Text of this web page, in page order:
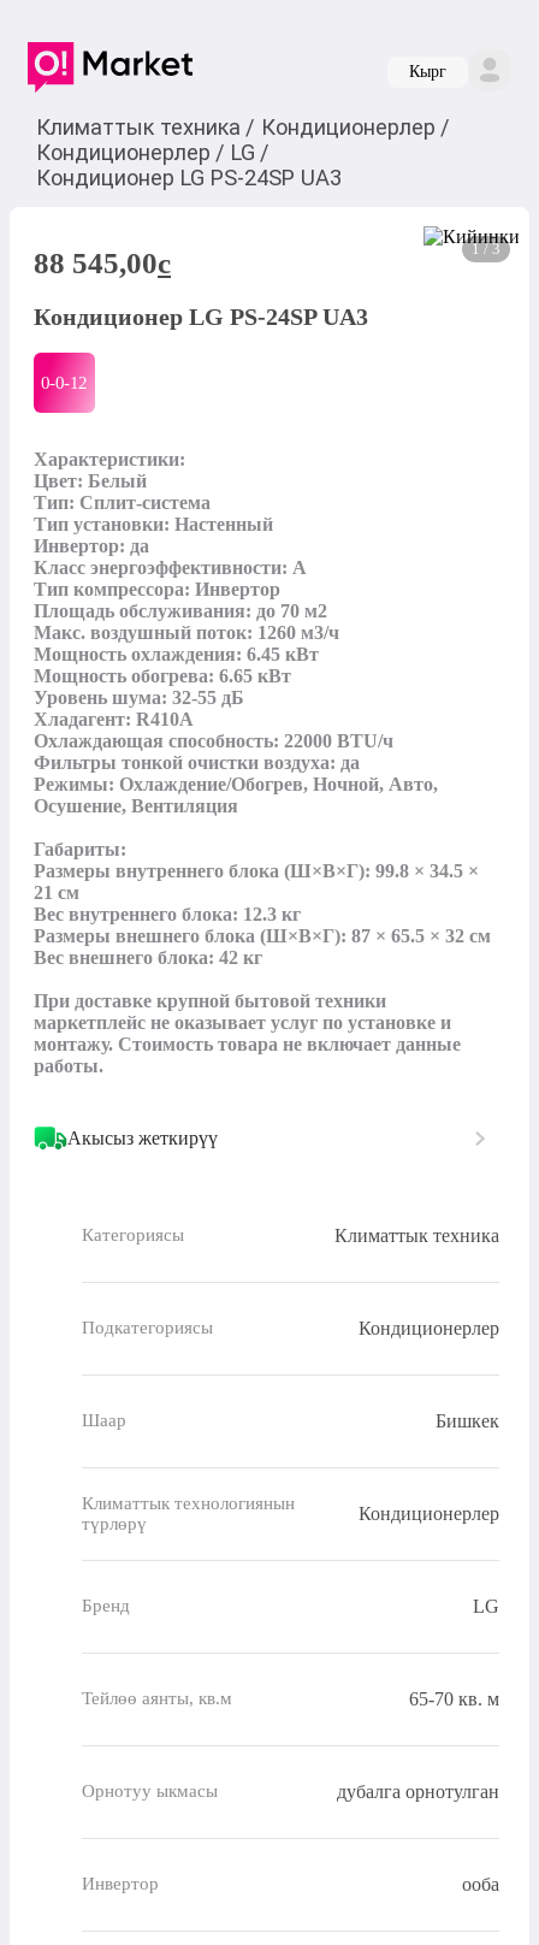
Кырг
Климаттык техника / Кондиционерлер /
Кондиционерлер / LG /
Кондиционер LG PS-24SP UA3
1 / 3
88 545,00c
Кондиционер LG PS-24SP UA3
0-0-12
Характеристики:
Цвет: Белый
Тип: Сплит-система
Тип установки: Настенный
Инвертор: да
Класс энергоэффективности: A
Тип компрессора: Инвертор
Площадь обслуживания: до 70 м2
Макс. воздушный поток: 1260 м3/ч
Мощность охлаждения: 6.45 кВт
Мощность обогрева: 6.65 кВт
Уровень шума: 32-55 дБ
Хладагент: R410A
Охлаждающая способность: 22000 BTU/ч
Фильтры тонкой очистки воздуха: да
Режимы: Охлаждение/Обогрев, Ночной, Авто,
Осушение, Вентиляция
Габариты:
Размеры внутреннего блока (Ш×В×Г): 99.8 × 34.5 ×
21 см
Вес внутреннего блока: 12.3 кг
Размеры внешнего блока (Ш×В×Г): 87 × 65.5 × 32 см
Вес внешнего блока: 42 кг
При доставке крупной бытовой техники
маркетплейс не оказывает услуг по установке и
монтажу. Стоимость товара не включает данные
работы.
Акысыз жеткирүү
Категориясы Климаттык техника
Подкатегориясы Кондиционерлер
Шаар Бишкек
Климаттык технологиянын
түрлөрү
Кондиционерлер
Бренд LG
Тейлөө аянты, кв.м 65-70 кв. м
Орнотуу ыкмасы дубалга орнотулган
Инвертор ооба